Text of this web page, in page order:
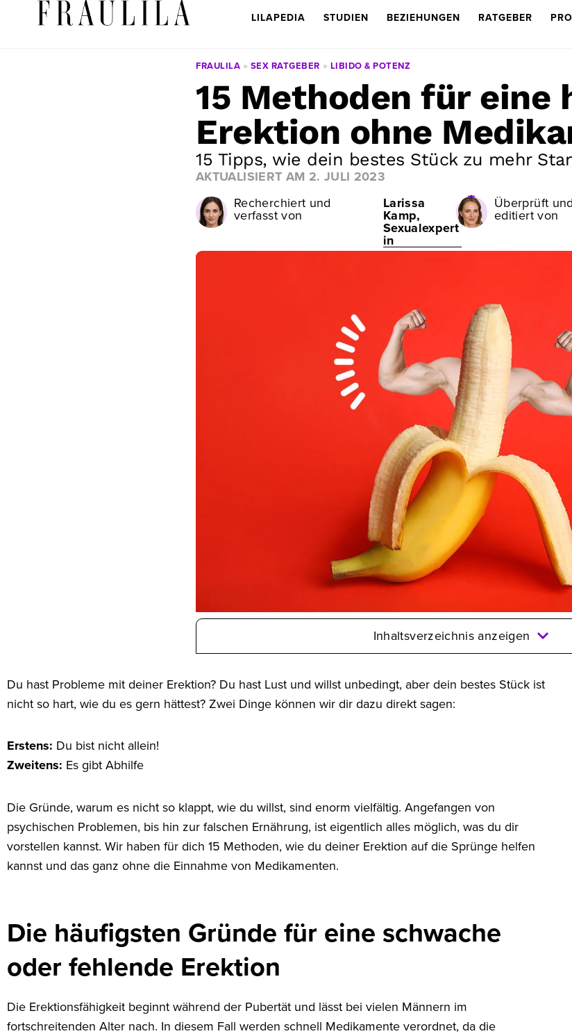
LILAPEDIA STUDIEN BEZIEHUNGEN RATGEBER
FRAULILA » SEX RATGEBER » LIBIDO & POTENZ
15 Methoden für eine
Erektion ohne
15 Tipps, wie dein bestes Stück zu mehr
AKTUALISIERT AM 2. JULI 2023
Recherchiert und
verfasst von
Larissa
Kamp,
Sexualexpert
in
Überprüft und
editiert von
Inhaltsverzeichnis anzeigen
Du hast Probleme mit deiner Erektion? Du hast Lust und willst unbedingt, aber dein bestes Stück ist
nicht so hart, wie du es gern hättest? Zwei Dinge können wir dir dazu direkt sagen:
Erstens: Du bist nicht allein!
Zweitens: Es gibt Abhilfe
Die Gründe, warum es nicht so klappt, wie du willst, sind enorm vielfältig. Angefangen von
psychischen Problemen, bis hin zur falschen Ernährung, ist eigentlich alles möglich, was du dir
vorstellen kannst. Wir haben für dich 15 Methoden, wie du deiner Erektion auf die Sprünge helfen
kannst und das ganz ohne die Einnahme von Medikamenten.
Die häufigsten Gründe für eine schwache
oder fehlende Erektion
Die Erektionsfähigkeit beginnt während der Pubertät und lässt bei vielen Männern im
fortschreitenden Alter nach. In diesem Fall werden schnell Medikamente verordnet, da die